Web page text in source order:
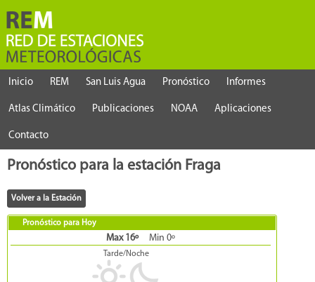
Inicio REM San Luis Agua Pronóstico Informes
Atlas Climático Publicaciones NOAA Aplicaciones
Contacto
Pronóstico para la estación Fraga
Pronóstico para Hoy
Max 16º Min 0º
Tarde/Noche